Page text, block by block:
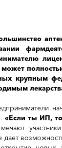
крупным
«Если ты ИП,
дает